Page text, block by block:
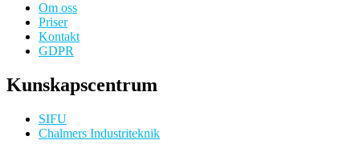
Om oss
Priser
Kontakt
GDPR
Kunskapscentrum
SIFU
Chalmers Industriteknik